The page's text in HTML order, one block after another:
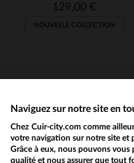
TAILLES DISPONIBLES
129,00 €
NOUVELLE COLLECTION
Recevez
Naviguez sur notre site en
Chez Cuir-city.com comme
votre navigation sur notre site et
Grâce à eux, nous pouvons
qualité et nous assurer que tout